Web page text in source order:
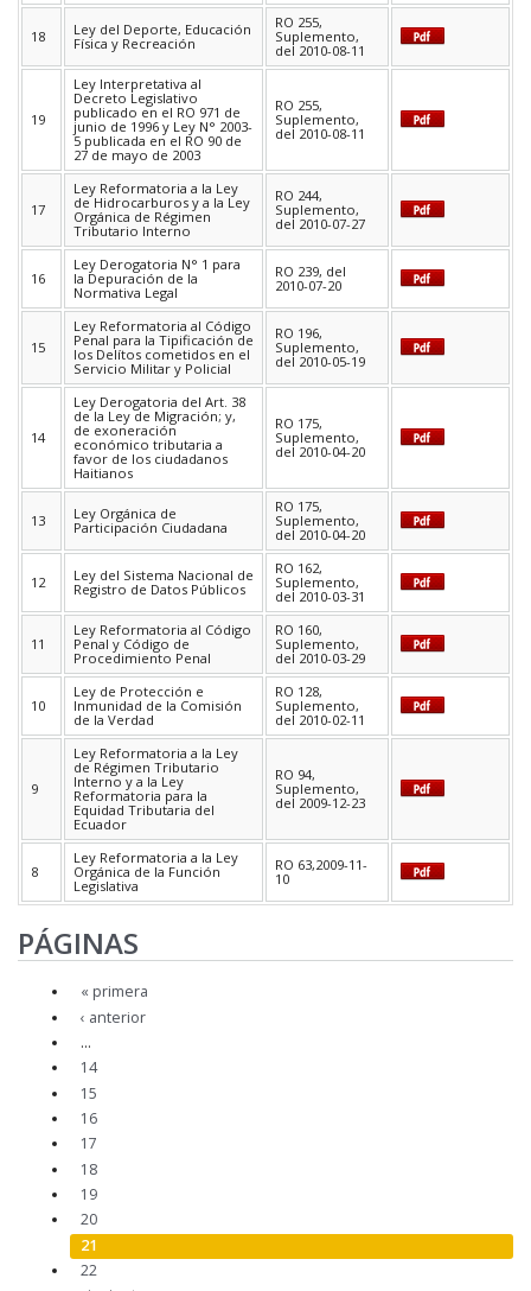
18
Ley del Deporte, Educación
Física y Recreación
RO 255,
Suplemento,
del 2010-08-11
19
Ley Interpretativa al
Decreto Legislativo
publicado en el RO 971 de
junio de 1996 y Ley N° 2003-
5 publicada en el RO 90 de
27 de mayo de 2003
RO 255,
Suplemento,
del 2010-08-11
17
Ley Reformatoria a la Ley
de Hidrocarburos y a la Ley
Orgánica de Régimen
Tributario Interno
RO 244,
Suplemento,
del 2010-07-27
16
Ley Derogatoria N° 1 para
la Depuración de la
Normativa Legal
RO 239, del
2010-07-20
15
Ley Reformatoria al Código
Penal para la Tipificación de
los Delítos cometidos en el
Servicio Militar y Policial
RO 196,
Suplemento,
del 2010-05-19
14
Ley Derogatoria del Art. 38
de la Ley de Migración; y,
de exoneración
económico tributaria a
favor de los ciudadanos
Haitianos
RO 175,
Suplemento,
del 2010-04-20
13
Ley Orgánica de
Participación Ciudadana
RO 175,
Suplemento,
del 2010-04-20
12
Ley del Sistema Nacional de
Registro de Datos Públicos
RO 162,
Suplemento,
del 2010-03-31
11
Ley Reformatoria al Código
Penal y Código de
Procedimiento Penal
RO 160,
Suplemento,
del 2010-03-29
10
Ley de Protección e
Inmunidad de la Comisión
de la Verdad
RO 128,
Suplemento,
del 2010-02-11
9
Ley Reformatoria a la Ley
de Régimen Tributario
Interno y a la Ley
Reformatoria para la
Equidad Tributaria del
Ecuador
RO 94,
Suplemento,
del 2009-12-23
8
Ley Reformatoria a la Ley
Orgánica de la Función
Legislativa
RO 63,2009-11-
10
PÁGINAS
« primera
‹ anterior
…
14
15
16
17
18
19
20
21
22